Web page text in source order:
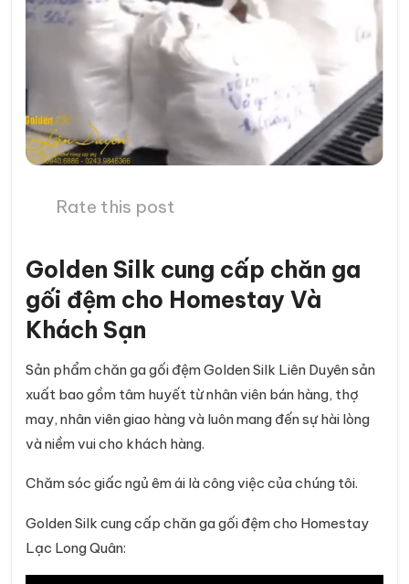
Rate this post
Golden Silk cung cấp chăn ga
gối đệm cho Homestay Và
Khách Sạn
Sản phẩm chăn ga gối đệm Golden Silk Liên Duyên sản
xuất bao gồm tâm huyết từ nhân viên bán hàng, thợ
may, nhân viên giao hàng và luôn mang đến sự hài lòng
và niềm vui cho khách hàng.
Chăm sóc giấc ngủ êm ái là công việc của chúng tôi.
Golden Silk cung cấp chăn ga gối đệm cho Homestay
Lạc Long Quân: